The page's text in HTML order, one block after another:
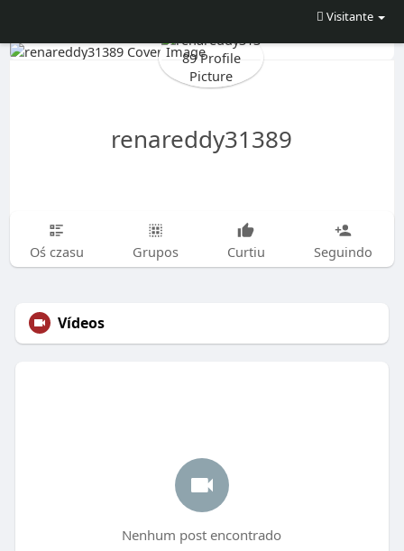
Visitante
renareddy31389
Oś czasu Grupos Curtiu Seguindo
Vídeos
Nenhum post encontrado